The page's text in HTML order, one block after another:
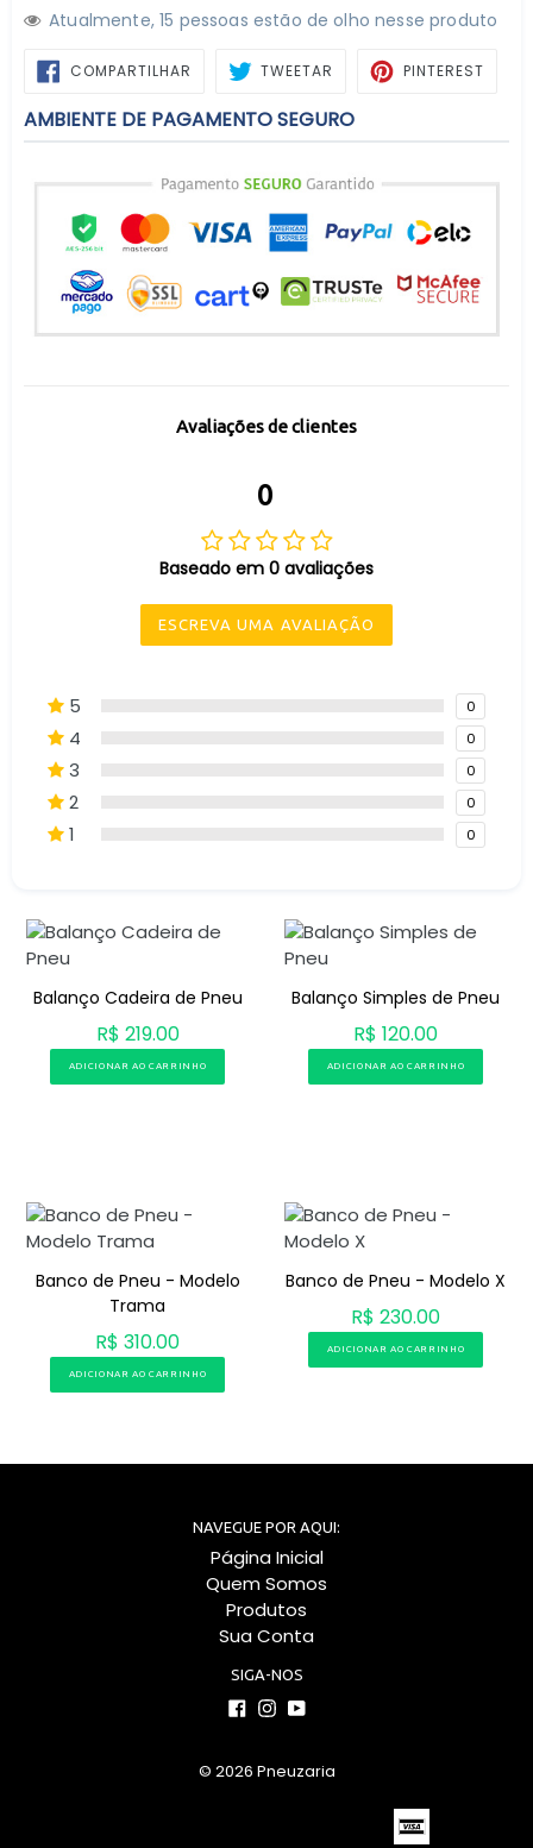
Atualmente,15 pessoas estão de olho nesse produto
COMPARTILHAR COMPARTILHAR
TWEETAR TWEETARPINTERESTPIN
AMBIENTE DE PAGAMENTO SEGURO
Avaliações de clientes
0
Baseado em 0 avaliações
ESCREVA UMA AVALIAÇÃO
5 0
4 0
3 0
2 0
1 0
Balanço Cadeira de Pneu
R$ 219.00
ADICIONAR AO CARRINHO
Balanço Simples de Pneu
R$ 120.00
ADICIONAR AO CARRINHO
Banco de Pneu - Modelo
Trama
R$ 310.00
ADICIONAR AO CARRINHO
Banco de Pneu - Modelo X
R$ 230.00
ADICIONAR AO CARRINHO
NAVEGUE POR AQUI:
Página Inicial
Quem Somos
Produtos
Sua Conta
SIGA-NOS
Facebook
Instagram
YouTube
© 2026 Pneuzaria